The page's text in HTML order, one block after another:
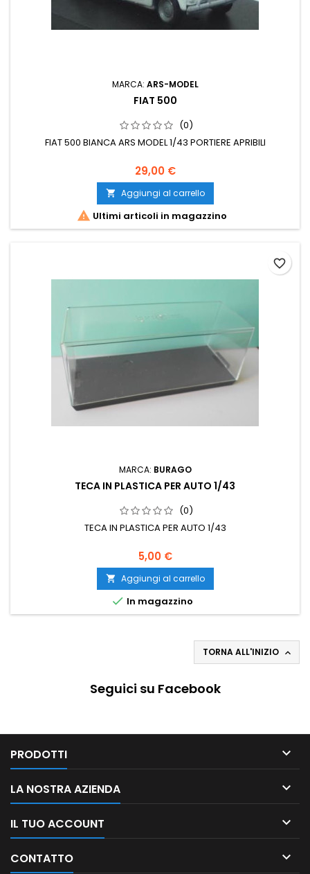
MARCA: ARS-MODEL
FIAT 500
(0)
FIAT 500 BIANCA ARS MODEL 1/43 PORTIERE APRIBILI
29,00 €
 Aggiungi al carrello
 Ultimi articoli in magazzino
MARCA: BURAGO
TECA IN PLASTICA PER AUTO 1/43
(0)
TECA IN PLASTICA PER AUTO 1/43
5,00 €
 Aggiungi al carrello
 In magazzino
favorite_border
TORNA ALL'INIZIO 
Seguici su Facebook
PRODOTTI 
LA NOSTRA AZIENDA 
IL TUO ACCOUNT 
CONTATTO 